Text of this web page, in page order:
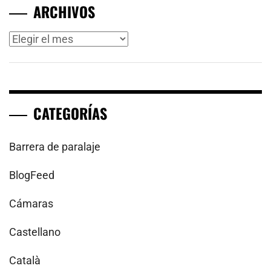
ARCHIVOS
Archivos
CATEGORÍAS
Barrera de paralaje
BlogFeed
Cámaras
Castellano
Català